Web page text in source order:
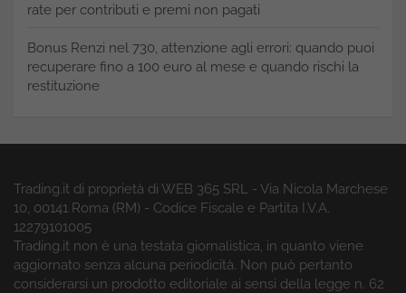
rate per contributi e premi non pagati
Bonus Renzi nel 730, attenzione agli errori: quando puoi
recuperare fino a 100 euro al mese e quando rischi la
restituzione
Trading.it di proprietà di WEB 365 SRL - Via Nicola Marchese
10, 00141 Roma (RM) - Codice Fiscale e Partita I.V.A.
12279101005
Trading.it non è una testata giornalistica, in quanto viene
aggiornato senza alcuna periodicità. Non può pertanto
considerarsi un prodotto editoriale ai sensi della legge n. 62